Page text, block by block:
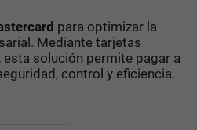
para optimizar la
Mediante tarjetas
solución permite pagar a
control y eficiencia.